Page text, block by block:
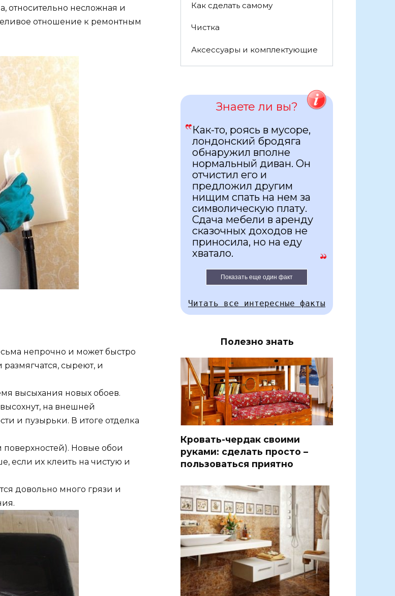
относительно несложная и
отношение к ремонтным
непрочно и может быстро
сыреют, и
высыхания новых обоев.
на внешней
и пузырьки. В итоге отделка
поверхностей). Новые обои
если их клеить на чистую и
довольно много грязи и
Как сделать самому
Чистка
Аксессуары и комплектующие
Знаете ли вы?
Как-то, роясь в мусоре,
лондонский бродяга
обнаружил вполне
нормальный диван. Он
отчистил его и
предложил другим
нищим спать на нем за
символическую плату.
Сдача мебели в аренду
сказочных доходов не
приносила, но на еду
хватало.
Показать еще один факт
Читать все интересные факты
Полезно знать
Кровать-чердак своими
руками: сделать просто –
пользоваться приятно